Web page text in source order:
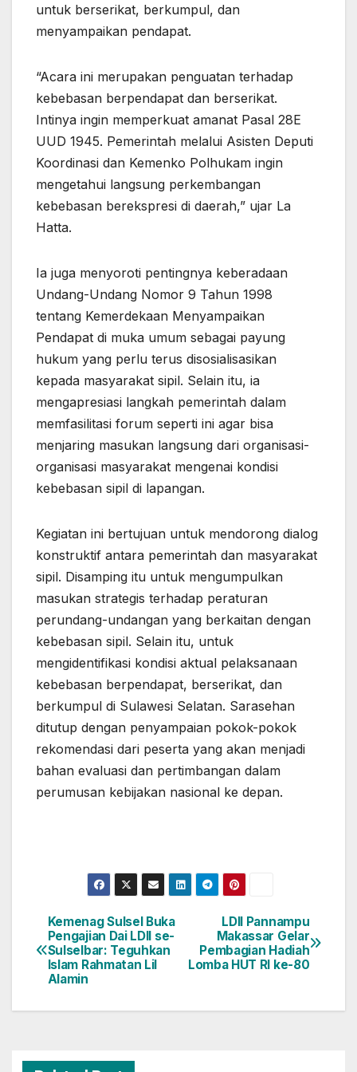
untuk berserikat, berkumpul, dan
menyampaikan pendapat.
“Acara ini merupakan penguatan terhadap
kebebasan berpendapat dan berserikat.
Intinya ingin memperkuat amanat Pasal 28E
UUD 1945. Pemerintah melalui Asisten Deputi
Koordinasi dan Kemenko Polhukam ingin
mengetahui langsung perkembangan
kebebasan berekspresi di daerah,” ujar La
Hatta.
Ia juga menyoroti pentingnya keberadaan
Undang-Undang Nomor 9 Tahun 1998
tentang Kemerdekaan Menyampaikan
Pendapat di muka umum sebagai payung
hukum yang perlu terus disosialisasikan
kepada masyarakat sipil. Selain itu, ia
mengapresiasi langkah pemerintah dalam
memfasilitasi forum seperti ini agar bisa
menjaring masukan langsung dari organisasi-
organisasi masyarakat mengenai kondisi
kebebasan sipil di lapangan.
Kegiatan ini bertujuan untuk mendorong dialog
konstruktif antara pemerintah dan masyarakat
sipil. Disamping itu untuk mengumpulkan
masukan strategis terhadap peraturan
perundang-undangan yang berkaitan dengan
kebebasan sipil. Selain itu, untuk
mengidentifikasi kondisi aktual pelaksanaan
kebebasan berpendapat, berserikat, dan
berkumpul di Sulawesi Selatan. Sarasehan
ditutup dengan penyampaian pokok-pokok
rekomendasi dari peserta yang akan menjadi
bahan evaluasi dan pertimbangan dalam
perumusan kebijakan nasional ke depan.
Navigasi
pos
LDII Pannampu
Makassar Gelar
Pembagian Hadiah
Lomba HUT RI ke-80
Kemenag Sulsel Buka
Pengajian Dai LDII se-
Sulselbar: Teguhkan
Islam Rahmatan Lil
Alamin